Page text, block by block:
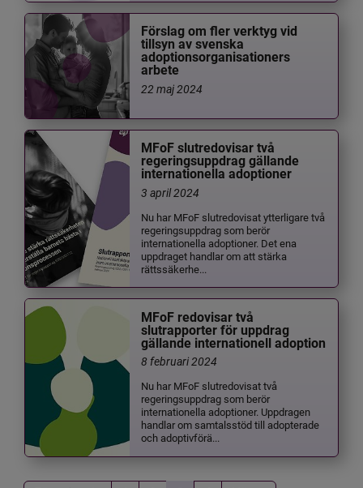
Förslag om fler verktyg vid
tillsyn av svenska
adoptionsorganisationers
arbete
22 maj 2024
MFoF slutredovisar två
regeringsuppdrag gällande
internationella adoptioner
3 april 2024
Nu har MFoF slutredovisat ytterligare två
regeringsuppdrag som berör
internationella adoptioner. Det ena
uppdraget handlar om att stärka
rättssäkerhe...
MFoF redovisar två
slutrapporter för uppdrag
gällande internationell adoption
8 februari 2024
Nu har MFoF slutredovisat två
regeringsuppdrag som berör
internationella adoptioner. Uppdragen
handlar om samtalsstöd till adopterade
och adoptivförä...